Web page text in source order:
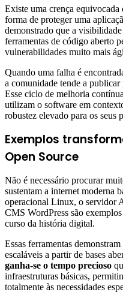
Existe uma crença
forma de proteger uma
demonstrado que a
ferramentas de código aberto
vulnerabilidades muito mais
Quando uma falha é
a comunidade tende a publicar
Esse ciclo de melhoria
utilizam o software em
robustez elevado para os seus
Exemplos
Open Source
Não é necessário procurar
sustentam a internet moderna
operacional Linux, o servidor
CMS WordPress são
curso da história digital.
Essas ferramentas
escaláveis a partir de bases
ganha-se o tempo precioso
infraestruturas básicas,
totalmente às necessidades